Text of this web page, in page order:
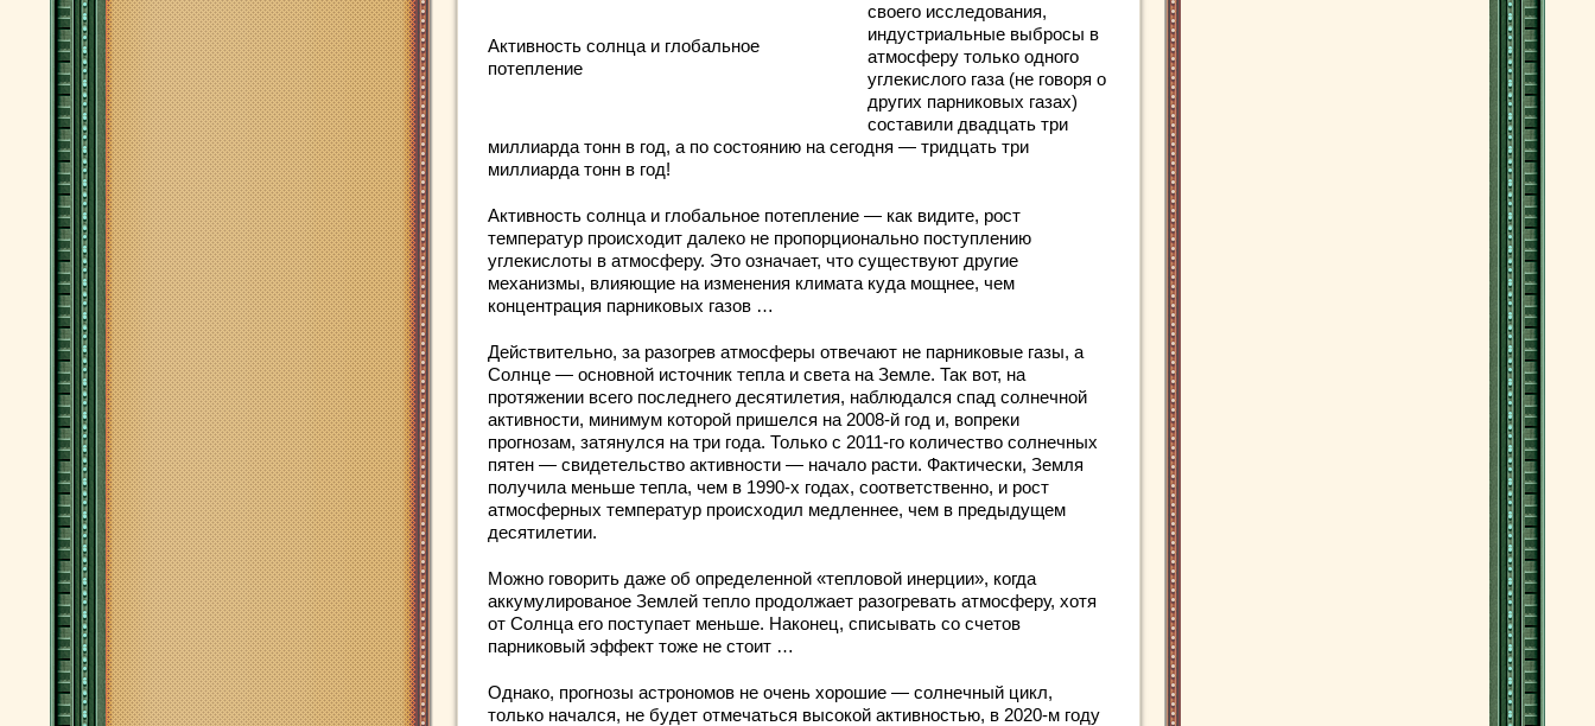
Активность солнца и глобальное
потепление
своего исследования,
индустриальные выбросы в
атмосферу только одного
углекислого газа (не говоря о
других парниковых газах)
составили двадцать три
миллиарда тонн в год, а по состоянию на сегодня — тридцать три
миллиарда тонн в год!
Активность солнца и глобальное потепление — как видите, рост
температур происходит далеко не пропорционально поступлению
углекислоты в атмосферу. Это означает, что существуют другие
механизмы, влияющие на изменения климата куда мощнее, чем
концентрация парниковых газов …
Действительно, за разогрев атмосферы отвечают не парниковые газы, а
Солнце — основной источник тепла и света на Земле. Так вот, на
протяжении всего последнего десятилетия, наблюдался спад солнечной
активности, минимум которой пришелся на 2008-й год и, вопреки
прогнозам, затянулся на три года. Только с 2011-го количество солнечных
пятен — свидетельство активности — начало расти. Фактически, Земля
получила меньше тепла, чем в 1990-х годах, соответственно, и рост
атмосферных температур происходил медленнее, чем в предыдущем
десятилетии.
Можно говорить даже об определенной «тепловой инерции», когда
аккумулированое Землей тепло продолжает разогревать атмосферу, хотя
от Солнца его поступает меньше. Наконец, списывать со счетов
парниковый эффект тоже не стоит …
Однако, прогнозы астрономов не очень хорошие — солнечный цикл,
только начался, не будет отмечаться высокой активностью, в 2020-м году